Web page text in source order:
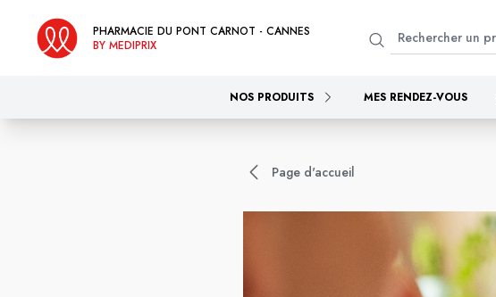
PHARMACIE DU PONT CARNOT - CANNES
BY MEDIPRIX
NOS PRODUITS MES RENDEZ-VOUS
Page d'accueil